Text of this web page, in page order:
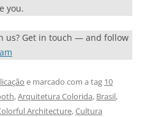
you.
us? Get in touch — and follow
e marcado com a tag 10
,Arquitetura Colorida, Brasil,
Architecture,Cultura